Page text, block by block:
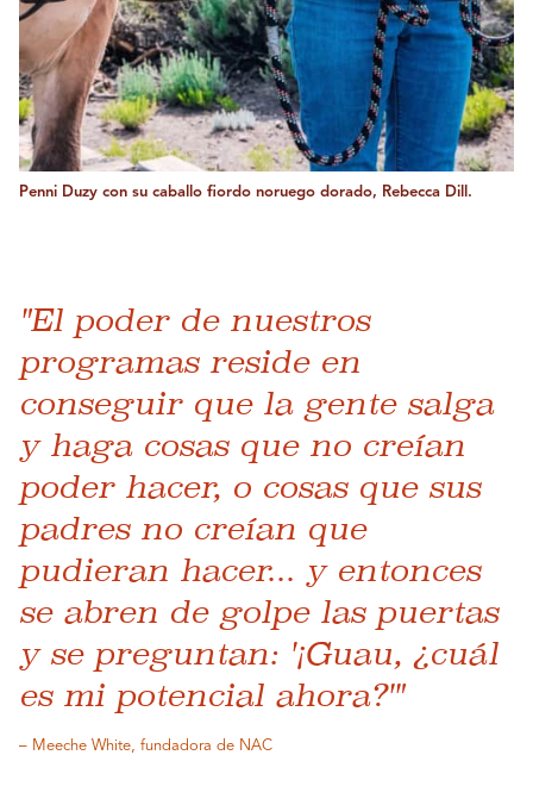
Penni Duzy con su caballo fiordo noruego dorado, Rebecca Dill.
"El poder de nuestros
programas reside en
conseguir que la gente salga
y haga cosas que no creían
poder hacer, o cosas que sus
padres no creían que
pudieran hacer... y entonces
se abren de golpe las puertas
y se preguntan: '¡Guau, ¿cuál
es mi potencial ahora?'"
– Meeche White, fundadora de NAC